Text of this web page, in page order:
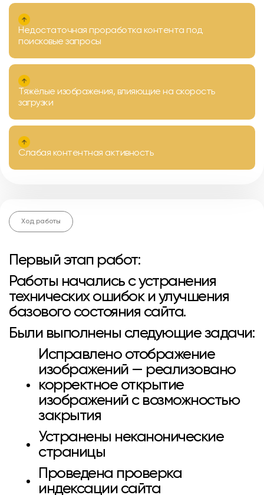
Недостаточная проработка контента под
поисковые запросы
Тяжёлые изображения, влияющие на скорость
загрузки
Слабая контентная активность
Ход работы
Первый этап работ:
Работы начались с устранения
технических ошибок и улучшения
базового состояния сайта.
Были выполнены следующие задачи:
Исправлено отображение
изображений — реализовано
корректное открытие
изображений с возможностью
закрытия
Устранены неканонические
страницы
Проведена проверка
индексации сайта